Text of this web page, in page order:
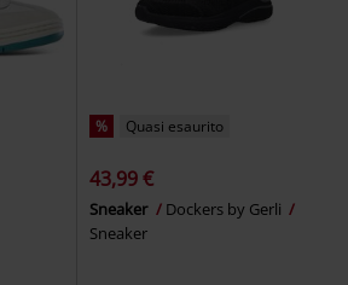
% Quasi esaurito
43,99 €
Sneaker
Dockers by Gerli
Sneaker